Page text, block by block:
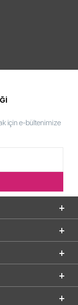
için e-bültenimize